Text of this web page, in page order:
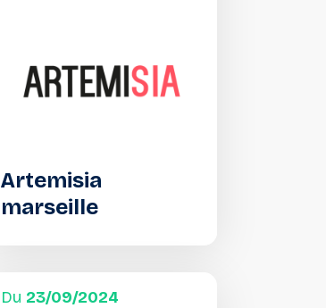
Artemisia
marseille
Du 23/09/2024